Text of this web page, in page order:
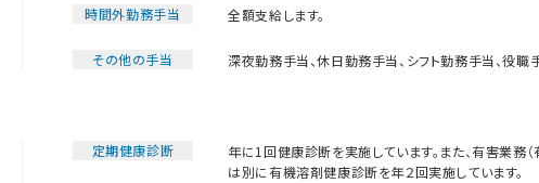
時間外勤務手当 全額支給します。
その他の手当 深夜勤務手当、休日勤務手当、シフト勤務手当、役職
定期健康診断
年に1回健康診断を実施しています。また、有害業務
は別に有機溶剤健康診断を年２回実施しています。